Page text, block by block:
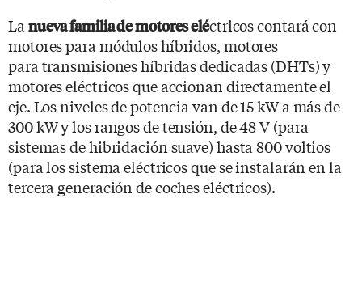
La nueva familia de motores eléctricos contará con
motores para módulos híbridos, motores
para transmisiones híbridas dedicadas (DHTs) y
motores eléctricos que accionan directamente el
eje. Los niveles de potencia van de 15 kW a más de
300 kW y los rangos de tensión, de 48 V (para
sistemas de hibridación suave) hasta 800 voltios
(para los sistema eléctricos que se instalarán en la
tercera generación de coches eléctricos).